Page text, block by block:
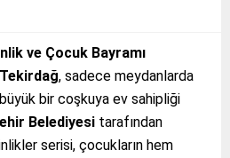
ve Çocuk Bayramı
Tekirdağ, sadece meydanlarda
bir coşkuya ev sahipliği
Belediyesi tarafından
serisi, çocukların hem